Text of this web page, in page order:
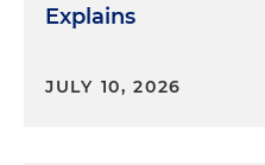
Explains
JULY 10, 2026